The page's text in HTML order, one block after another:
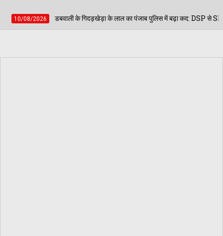
के लाल का पंजाब पुलिस में बढ़ा कद: DSP से SP प्रमोट हुए बूटा सिंह गिल,